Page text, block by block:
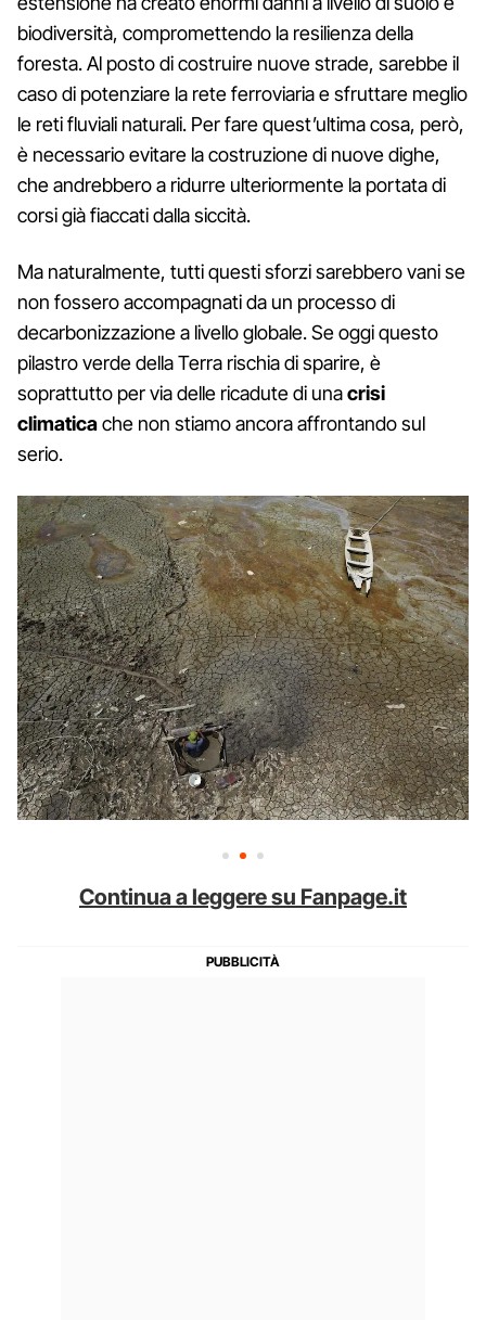
biodiversità, compromettendo la resilienza della
foresta. Al posto di costruire nuove strade, sarebbe il
caso di potenziare la rete ferroviaria e sfruttare meglio
le reti fluviali naturali. Per fare quest’ultima cosa, però,
è necessario evitare la costruzione di nuove dighe,
che andrebbero a ridurre ulteriormente la portata di
corsi già fiaccati dalla siccità.
Ma naturalmente, tutti questi sforzi sarebbero vani se
non fossero accompagnati da un processo di
decarbonizzazione a livello globale. Se oggi questo
pilastro verde della Terra rischia di sparire, è
soprattutto per via delle ricadute di unacrisi
climaticache non stiamo ancora affrontando sul
serio.
Continua a leggere su Fanpage.it